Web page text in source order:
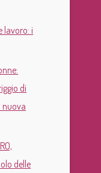
lavoro: i
di
nuova
delle